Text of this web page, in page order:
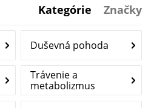
Kategórie Značky
Duševná pohoda
Trávenie a
metabolizmus